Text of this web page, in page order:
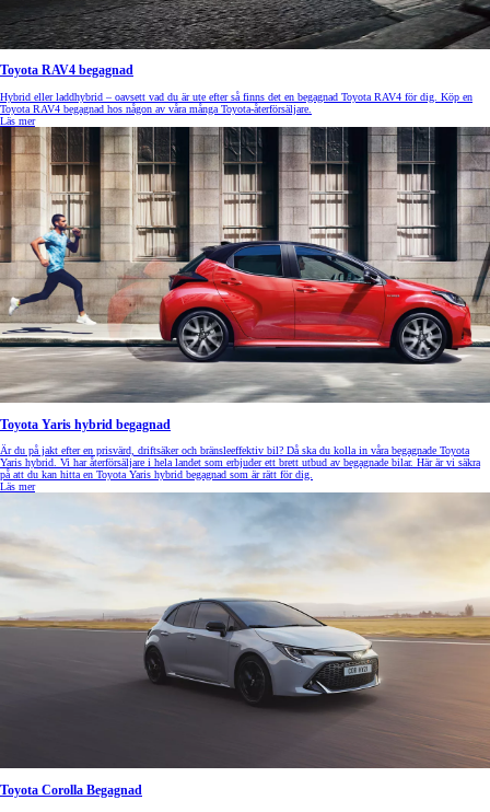
Toyota RAV4 begagnad
Hybrid eller laddhybrid – oavsett vad du är ute efter så finns det en begagnad Toyota RAV4 för dig. Köp en
Toyota RAV4 begagnad hos någon av våra många Toyota-återförsäljare.
Läs mer
Toyota Yaris hybrid begagnad
Är du på jakt efter en prisvärd, driftsäker och bränsleeffektiv bil? Då ska du kolla in våra begagnade Toyota
Yaris hybrid. Vi har återförsäljare i hela landet som erbjuder ett brett utbud av begagnade bilar. Här är vi säkra
på att du kan hitta en Toyota Yaris hybrid begagnad som är rätt för dig.
Läs mer
Toyota Corolla Begagnad